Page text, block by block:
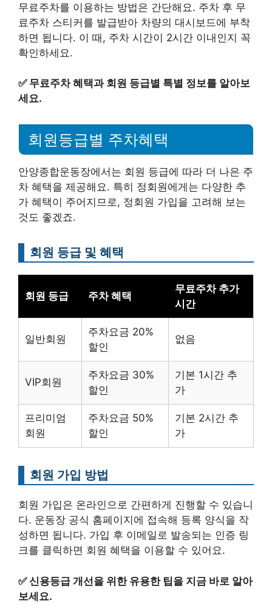
무료주차를 이용하는 방법은 간단해요. 주차 후 무
료주차 스티커를 발급받아 차량의 대시보드에 부착
하면 됩니다. 이 때, 주차 시간이 2시간 이내인지 꼭
확인하세요.
✅ 무료주차 혜택과 회원 등급별 특별 정보를 알아보
세요.
회원등급별 주차혜택
안양종합운동장에서는 회원 등급에 따라 더 나은 주
차 혜택을 제공해요. 특히 정회원에게는 다양한 추
가 혜택이 주어지므로, 정회원 가입을 고려해 보는
것도 좋겠죠.
회원 등급 및 혜택
회원 등급 주차 혜택
무료주차 추가
시간
일반회원
주차요금 20%
할인
없음
VIP회원
주차요금 30%
할인
기본 1시간 추
가
프리미엄
회원
주차요금 50%
할인
기본 2시간 추
가
회원 가입 방법
회원 가입은 온라인으로 간편하게 진행할 수 있습니
다. 운동장 공식 홈페이지에 접속해 등록 양식을 작
성하면 됩니다. 가입 후 이메일로 발송되는 인증 링
크를 클릭하면 회원 혜택을 이용할 수 있어요.
✅신용등급 개선을 위한 유용한 팁을 지금 바로 알아
보세요.